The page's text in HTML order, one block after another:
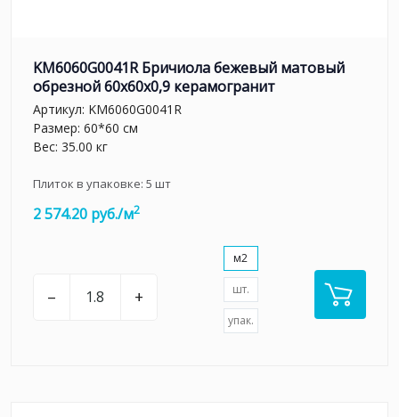
KM6060G0041R Бричиола бежевый матовый
обрезной 60x60x0,9 керамогранит
Артикул: KM6060G0041R
Размер: 60*60 см
Вес: 35.00 кг
Плиток в упаковке: 5 шт
2 574.20 руб./м2
– +
м2
шт.
упак.